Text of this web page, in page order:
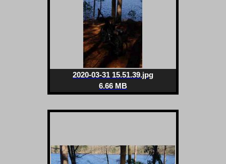
2020-03-31 15.51.39.jpg
6.66 MB